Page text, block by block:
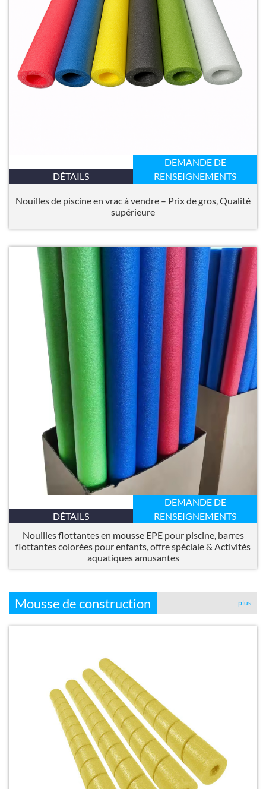
DÉTAILS
DEMANDE DE
RENSEIGNEMENTS
Nouilles de piscine en vrac à vendre – Prix de gros, Qualité
supérieure
DÉTAILS
DEMANDE DE
RENSEIGNEMENTS
Nouilles flottantes en mousse EPE pour piscine, barres
flottantes colorées pour enfants, offre spéciale & Activités
aquatiques amusantes
Mousse de construction plus